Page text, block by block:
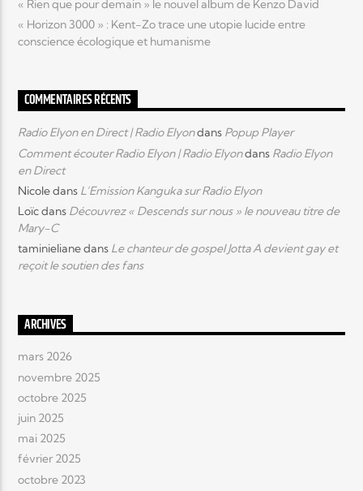
« Rien que pour demain » le nouvel album de Kenzo David
« Horizon 3000 » : Kent-Zo trace une utopie lucide entre
conscience écologique et humanisme
COMMENTAIRES RÉCENTS
Radio Elyon en Direct | Radio Elyondans Popup Player
Comment écouter Radio Elyon | Radio Elyondans Radio Elyon
en Direct
Nicoledans L’Emission Kanguka sur Radio Elyon
Loïcdans Découvrez « Descends sur nous » le nouveau titre de
Mary-C
taminielianedans Le chanteur de gospel Jotta A devient gay et
reçoit le soutien des fans
ARCHIVES
mars 2026
novembre 2025
octobre 2025
juin 2025
mai 2025
février 2025
octobre 2023